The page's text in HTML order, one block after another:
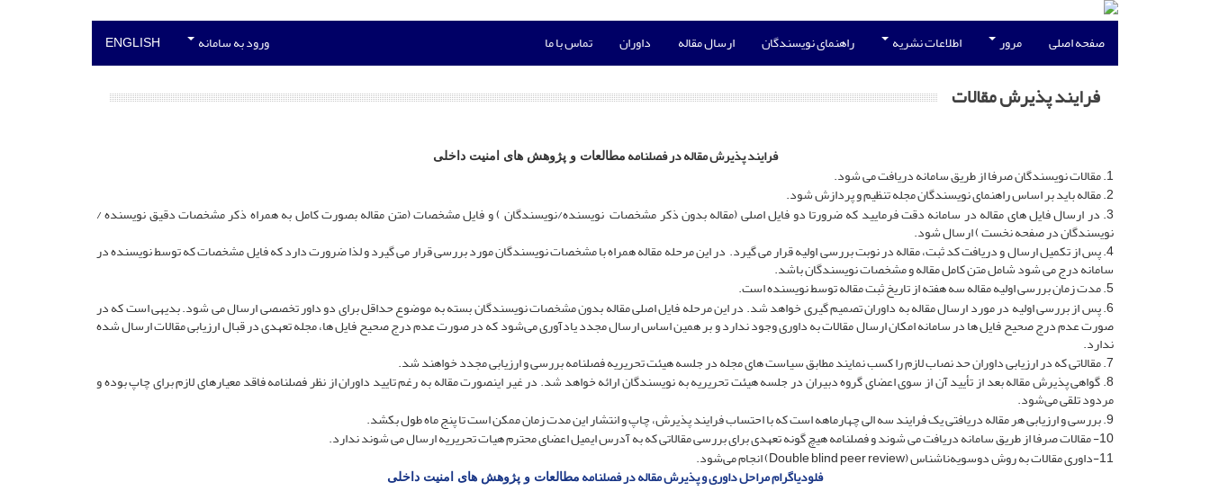
صفحه اصلی مرور اطلاعات نشریه راهنمای نویسندگان ارسال مقاله داوران تماس با ما ورود به سامانه ENGLISH
فرایند پذیرش مقالات
فرایند پذیرش مقاله در فصلنامه مطالعات و پژوهش های امنیت داخلی
1. مقالات نویسندگان صرفا از طریق سامانه دریافت می شود.
2. مقاله باید بر اساس راهنمای نویسندگان مجله تنظیم و پردازش شود.
3. در ارسال فایل های مقاله در سامانه دقت فرمایید که ضرورتا دو فایل اصلی (مقاله بدون ذکر مشخصات نویسنده/نویسندگان ) و فایل مشخصات (متن مقاله بصورت کامل به همراه ذکر مشخصات دقیق نویسنده /
نویسندگان در صفحه نخست ) ارسال شود.
4. پس از تکمیل ارسال و دریافت کد ثبت، مقاله در نوبت بررسی اولیه قرار می گیرد. در این مرحله مقاله همراه با مشخصات نویسندگان مورد بررسی قرار می گیرد و لذا ضرورت دارد که فایل مشخصات که توسط نویسنده در
سامانه درج می شود شامل متن کامل مقاله و مشخصات نویسندگان باشد.
5. مدت زمان بررسی اولیه مقاله سه هفته از تاریخ ثبت مقاله توسط نویسنده است.
6. پس از بررسی اولیه در مورد ارسال مقاله به داوران تصمیم گیری خواهد شد. در این مرحله فایل اصلی مقاله بدون مشخصات نویسندگان بسته به موضوع حداقل برای دو داور تخصصی ارسال می شود. بدیهی است که در
صورت عدم درج صحیح فایل ها در سامانه امکان ارسال مقالات به داوری وجود ندارد و بر همین اساس ارسال مجدد یادآوری می‌شود که در صورت عدم درج صحیح فایل ها، مجله تعهدی در قبال ارزیابی مقالات ارسال شده
ندارد.
7. مقالاتی که در ارزیابی داوران حد نصاب لازم را کسب نمایند مطابق سیاست های مجله در جلسه هیئت تحریریه فصلنامه بررسی و ارزیابی مجدد خواهند شد.
8. گواهی پذیرش مقاله بعد از تأیید آن از سوی اعضای گروه دبیران در جلسه هیئت تحریریه به نویسندگان ارائه خواهد شد. در غیر اینصورت مقاله به رغم تایید داوران از نظر فصلنامه فاقد معیارهای لازم برای چاپ بوده و
مردود تلقی می‌شود.
9. بررسی و ارزیابی هر مقاله دریافتی یک فرایند سه الی چهارماهه است که با احتساب فرایند پذیرش، چاپ و انتشار این مدت زمان ممکن است تا پنج ماه طول بکشد.
10- مقالات صرفا از طریق سامانه دریافت می شوند و فصلنامه هیچ گونه تعهدی برای بررسی مقالاتی که به آدرس ایمیل اعضای محترم هیات تحریریه ارسال می شوند ندارد.
11-داوری مقالات به روش دوسویه‌ناشناس (Double blind peer review) انجام می‌شود.
فلودیاگرام مراحل داوری و پذیرش مقاله در فصلنامه مطالعات و پژوهش های امنیت داخلی